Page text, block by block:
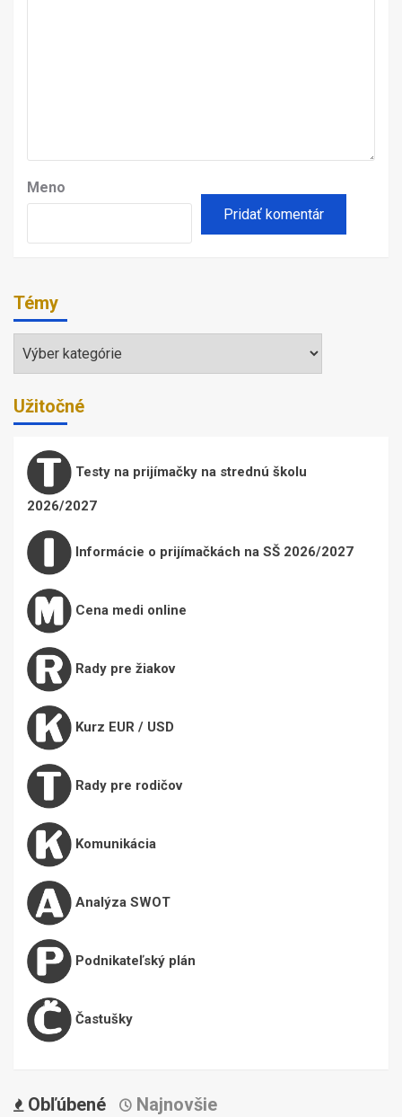
Meno
Témy
Témy
Užitočné
Testy na prijímačky na strednú školu
2026/2027
Informácie o prijímačkách na SŠ 2026/2027
Cena medi online
Rady pre žiakov
Kurz EUR / USD
Rady pre rodičov
Komunikácia
Analýza SWOT
Podnikateľský plán
Častušky
Obľúbené Najnovšie